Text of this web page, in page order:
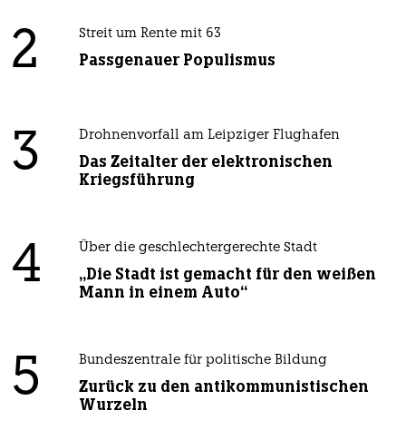
2 Streit um Rente mit 63
Passgenauer Populismus
3 Drohnenvorfall am Leipziger Flughafen
Das Zeitalter der elektronischen
Kriegsführung
4 Über die geschlechtergerechte Stadt
„Die Stadt ist gemacht für den weißen
Mann in einem Auto“
5 Bundeszentrale für politische Bildung
Zurück zu den antikommunistischen
Wurzeln